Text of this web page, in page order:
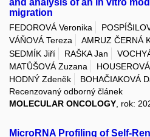
migration
FEDOROVÁ Veronika
VÁŇOVÁ Tereza
AMRUZ ČERNÁ
SEDMÍK Jiří
RAŠKA Jan
MATŮŠOVÁ Zuzana
HODNÝ Zdeněk
BOHAČIAKOVÁ
Recenzovaný odborný článek
MOLECULAR ONCOLOGY , rok:
MicroRNA Profiling of Self-